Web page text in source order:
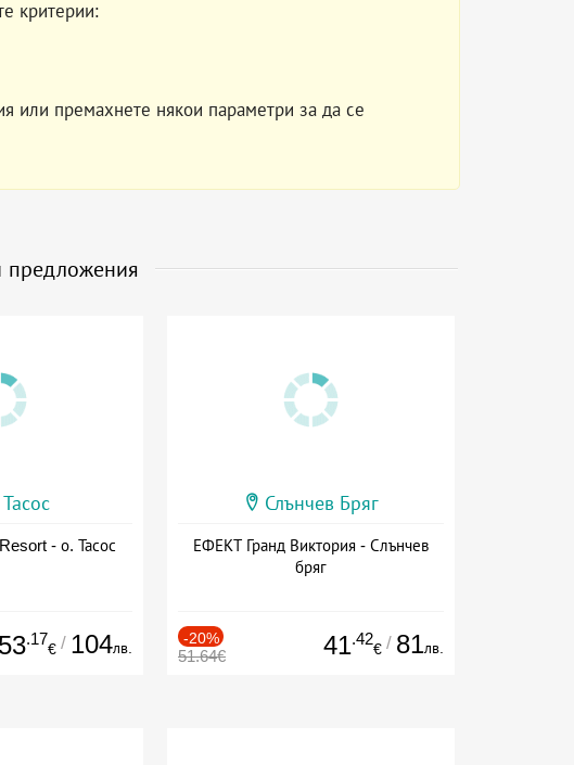
критерии:
или премахнете някои параметри за да се
предложения
- о. Тасос
53.17
€ / 104лв.
Слънчев Бряг
ЕФЕКТ Гранд Виктория - Слънчев
бряг
-20%
51.64€ 41.42
€ / 81лв.